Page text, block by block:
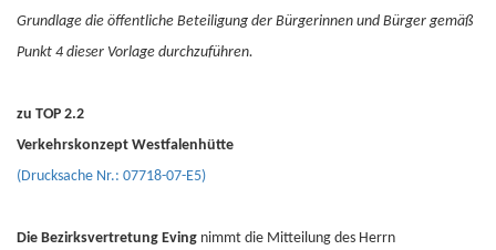
Grundlage die öffentliche Beteiligung der Bürgerinnen und Bürger gemäß
Punkt 4 dieser Vorlage durchzuführen.
zu TOP 2.2
Verkehrskonzept Westfalenhütte
(Drucksache Nr.: 07718-07-E5)
Die Bezirksvertretung Eving nimmt die Mitteilung des Herrn